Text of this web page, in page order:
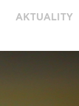
AKTUALITY